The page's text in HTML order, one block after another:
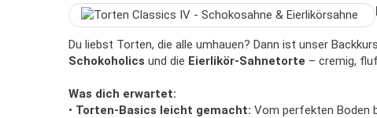
Du liebst Torten, die alle umhauen? Dann ist unser
Schokoholics und die Eierlikör-Sahnetorte – cremig,
Was dich erwartet:
• Torten-Basics leicht gemacht: Vom perfekten Boden